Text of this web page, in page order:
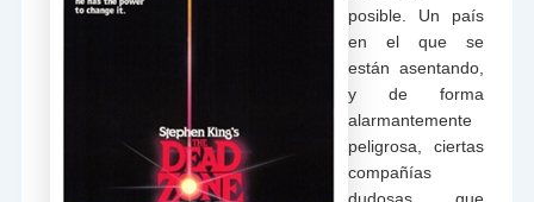
posible. Un país
en el que se
están asentando,
y de forma
alarmantemente
peligrosa, ciertas
compañías